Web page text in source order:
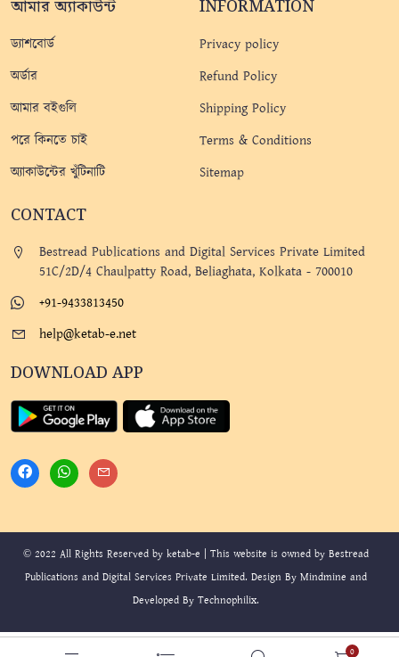
0
আমার অ্যাকাউন্ট
ড্যাশবোর্ড
অর্ডার
আমার বইগুলি
পরে কিনতে চাই
অ্যাকাউন্টের খুঁটিনাটি
INFORMATION
Privacy policy
Refund Policy
Shipping Policy
Terms & Conditions
Sitemap
CONTACT
Bestread Publications and Digital Services Private Limited
51C/2D/4 Chaulpatty Road, Beliaghata, Kolkata - 700010
+91-9433813450
help@ketab-e.net
DOWNLOAD APP
© 2022 All Rights Reserved by ketab-e | This website is owned by Bestread
Publications and Digital Services Private Limited. Design By Mindmine and
Developed By Technophilix.